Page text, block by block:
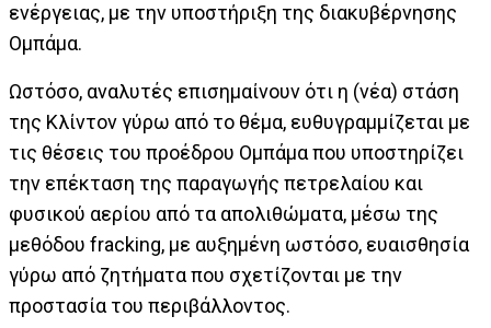
ενέργειας, με την υποστήριξη της διακυβέρνησης
Ομπάμα.
Ωστόσο, αναλυτές επισημαίνουν ότι η (νέα) στάση
της Κλίντον γύρω από το θέμα, ευθυγραμμίζεται με
τις θέσεις του προέδρου Ομπάμα που υποστηρίζει
την επέκταση της παραγωγής πετρελαίου και
φυσικού αερίου από τα απολιθώματα, μέσω της
μεθόδου fracking, με αυξημένη ωστόσο, ευαισθησία
γύρω από ζητήματα που σχετίζονται με την
προστασία του περιβάλλοντος.